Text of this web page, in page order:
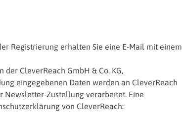
Registrierung erhalten Sie eine E-Mail mit einem
CleverReach GmbH & Co. KG,
eingegebenen Daten werden an CleverReach
Zustellung verarbeitet. Eine
von CleverReach: